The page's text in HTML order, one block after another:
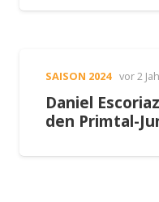
SAISON 2024 vor 2
Daniel
den Primtal-